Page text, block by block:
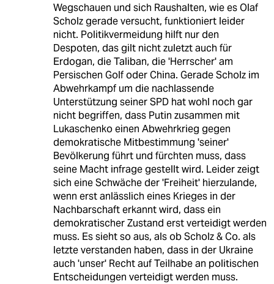
Wegschauen und sich Raushalten, wie es Olaf
Scholz gerade versucht, funktioniert leider
nicht. Politikvermeidung hilft nur den
Despoten, das gilt nicht zuletzt auch für
Erdogan, die Taliban, die 'Herrscher' am
Persischen Golf oder China. Gerade Scholz im
Abwehrkampf um die nachlassende
Unterstützung seiner SPD hat wohl noch gar
nicht begriffen, dass Putin zusammen mit
Lukaschenko einen Abwehrkrieg gegen
demokratische Mitbestimmung 'seiner'
Bevölkerung führt und fürchten muss, dass
seine Macht infrage gestellt wird. Leider zeigt
sich eine Schwäche der 'Freiheit' hierzulande,
wenn erst anlässlich eines Krieges in der
Nachbarschaft erkannt wird, dass ein
demokratischer Zustand erst verteidigt werden
muss. Es sieht so aus, als ob Scholz & Co. als
letzte verstanden haben, dass in der Ukraine
auch 'unser' Recht auf Teilhabe an politischen
Entscheidungen verteidigt werden muss.